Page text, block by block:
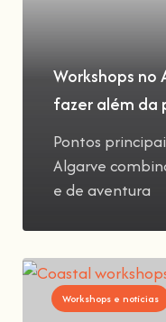
Workshops no
fazer além da
Pontos
Algarve
e de aventura
Workshops e notícias